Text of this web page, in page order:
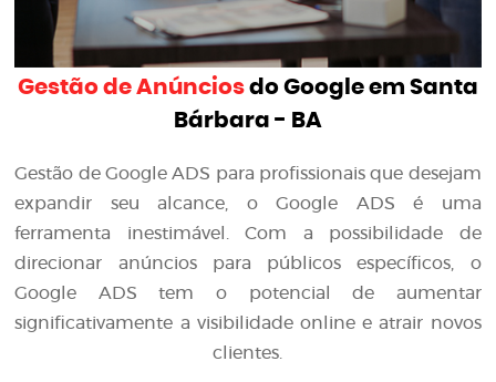
Gestão de Anúnciosdo Google em Santa
Bárbara - BA
Gestão de Google ADS para profissionais que desejam
expandir seu alcance, o Google ADS é uma
ferramenta inestimável. Com a possibilidade de
direcionar anúncios para públicos específicos, o
Google ADS tem o potencial de aumentar
significativamente a visibilidade online e atrair novos
clientes.